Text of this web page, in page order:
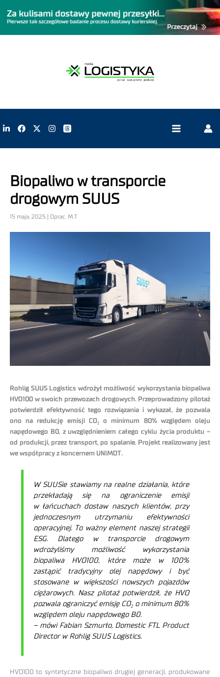
Biopaliwo w transporcie
drogowym SUUS
15 maja, 2025 | Oprac. M.T
Rohlig SUUS Logistics wdrożył możliwość wykorzystania biopaliwa
HVO100 w swoich przewozach drogowych. Przeprowadzony pilotaż
potwierdził efektywność tego rozwiązania i wykazał, że pozwala
ono na redukcję emisji CO₂ o minimum 80% względem oleju
napędowego B0, z uwzględnieniem całego cyklu życia produktu –
od produkcji, przez transport, po spalanie. Projekt realizowany jest
we współpracy z koncernem UNIMOT.
W SUUSie stawiamy na realne działania, które
przekładają się na ograniczenie emisji
w łańcuchach dostaw naszych klientów, przy
jednoczesnym utrzymaniu efektywności
operacyjnej. To ważny element naszej strategii
ESG. Dlatego w transporcie drogowym
wdrożyliśmy możliwość wykorzystania
biopaliwa HVO100, które może w 100%
zastąpić tradycyjny olej napędowy i być
stosowane w większości nowszych pojazdów
ciężarowych. Nasz pilotaż potwierdził, że HVO
pozwala ograniczyć emisję CO₂ o minimum 80%
względem oleju napędowego B0.
– mówi Fabian Szmurło, Domestic FTL Product
Director w Rohlig SUUS Logistics.
HVO100 to syntetyczne biopaliwo drugiej generacji, produkowane